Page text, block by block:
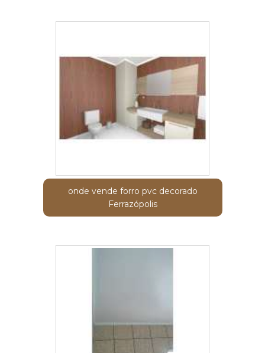
onde vende forro pvc decorado
Ferrazópolis